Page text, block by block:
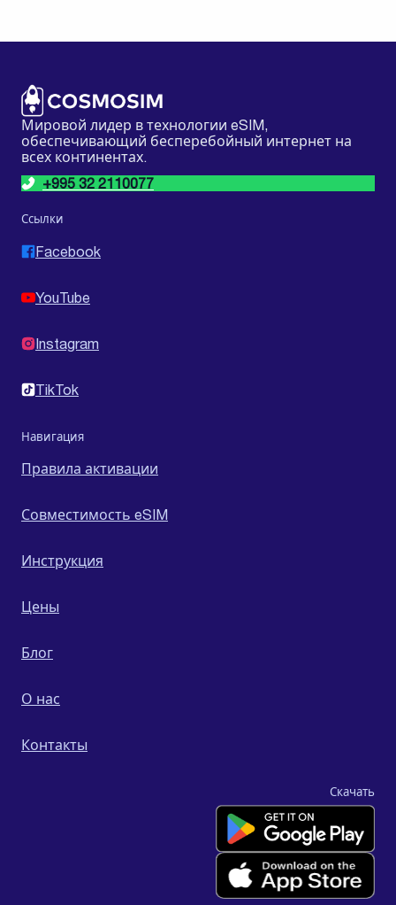
Мировой лидер в технологии eSIM,
обеспечивающий бесперебойный интернет на
всех континентах.
+995 32 2110077
Ссылки
Facebook
YouTube
Instagram
TikTok
Навигация
Правила активации
Совместимость eSIM
Инструкция
Цены
Блог
О нас
Контакты
Скачать